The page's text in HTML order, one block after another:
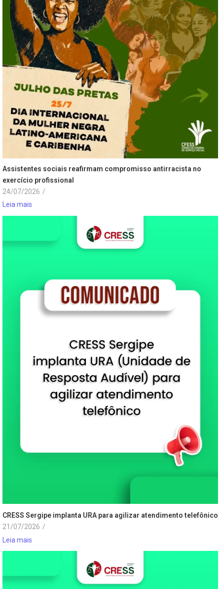
Assistentes sociais reafirmam compromisso antirracista no
exercício profissional
24/07/2026 /
Leia mais
CRESS Sergipe implanta URA para agilizar atendimento telefônico
21/07/2026 /
Leia mais